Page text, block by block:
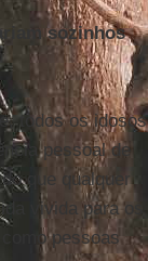
sozinhos
todos os idosos
pessoal de
que qualquer
vivida para os
pessoas